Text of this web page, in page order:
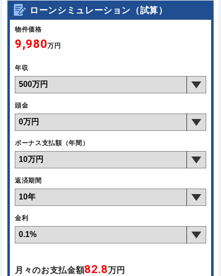
ローンシミュレーション（試算）
物件価格
9,980万円
年収
頭金
ボーナス支払額（年間）
返済期間
金利
月々のお支払金額82.8万円